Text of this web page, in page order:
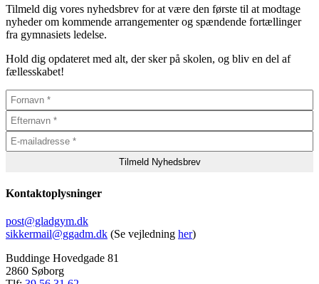
Tilmeld dig vores nyhedsbrev for at være den første til at modtage
nyheder om kommende arrangementer og spændende fortællinger
fra gymnasiets ledelse.
Hold dig opdateret med alt, der sker på skolen, og bliv en del af
fællesskabet!
Kontaktoplysninger
post@gladgym.dk
sikkermail@ggadm.dk (Se vejledning her)
Buddinge Hovedgade 81
2860 Søborg